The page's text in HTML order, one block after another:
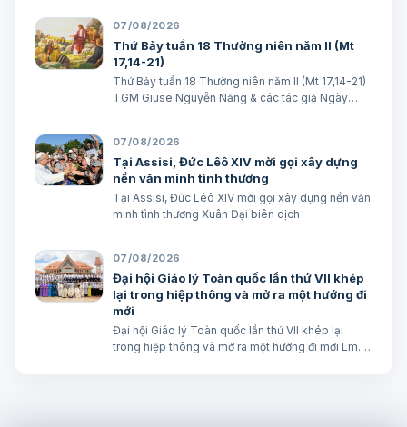
07/08/2026
Thứ Bảy tuần 18 Thường niên năm II (Mt
17,14-21)
Thứ Bảy tuần 18 Thường niên năm II (Mt 17,14-21)
TGM Giuse Nguyễn Năng & các tác giả Ngày
(Mt 17,16) BÀI ĐỌC I (năm II): Kb 1, 12…
07/08/2026
Tại Assisi, Đức Lêô XIV mời gọi xây dựng
nền văn minh tình thương
Tại Assisi, Đức Lêô XIV mời gọi xây dựng nền văn
minh tình thương Xuân Đại biên dịch
07/08/2026
Đại hội Giáo lý Toàn quốc lần thứ VII khép
lại trong hiệp thông và mở ra một hướng đi
mới
Đại hội Giáo lý Toàn quốc lần thứ VII khép lại
trong hiệp thông và mở ra một hướng đi mới Lm.